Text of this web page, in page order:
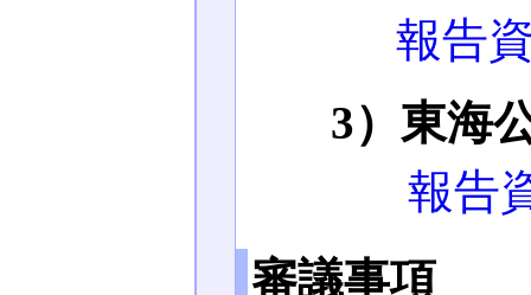
報告
3）東海
報告
審議事項